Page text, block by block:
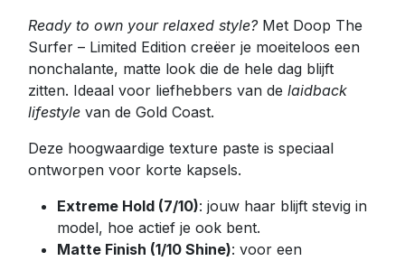
Ready to own your relaxed style?Met Doop The
Surfer – Limited Edition creëer je moeiteloos een
nonchalante, matte look die de hele dag blijft
zitten. Ideaal voor liefhebbers van de laidback
lifestyle van de Gold Coast.
Deze hoogwaardige texture paste is speciaal
ontworpen voor korte kapsels.
Extreme Hold (7/10): jouw haar blijft stevig in
model, hoe actief je ook bent.
Matte Finish (1/10 Shine): voor een